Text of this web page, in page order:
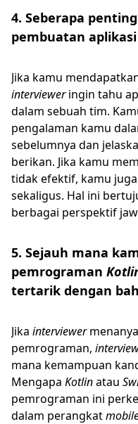
4. Seberapa
pembuatan
Jika kamu
intervieweringin tahu
dalam sebuah tim.
pengalaman kamu
sebelumnya dan
berikan. Jika kamu
tidak efektif, kamu
sekaligus. Hal ini
berbagai perspektif
5. Sejauh mana
pemrograman
tertarik dengan
Jika interviewer
pemrograman,
mana kemampuan
Mengapa Kotlinatau
pemrograman ini
dalam perangkat